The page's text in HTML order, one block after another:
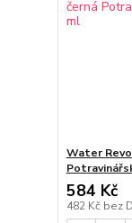
Water
584 Kč
482 Kč bez